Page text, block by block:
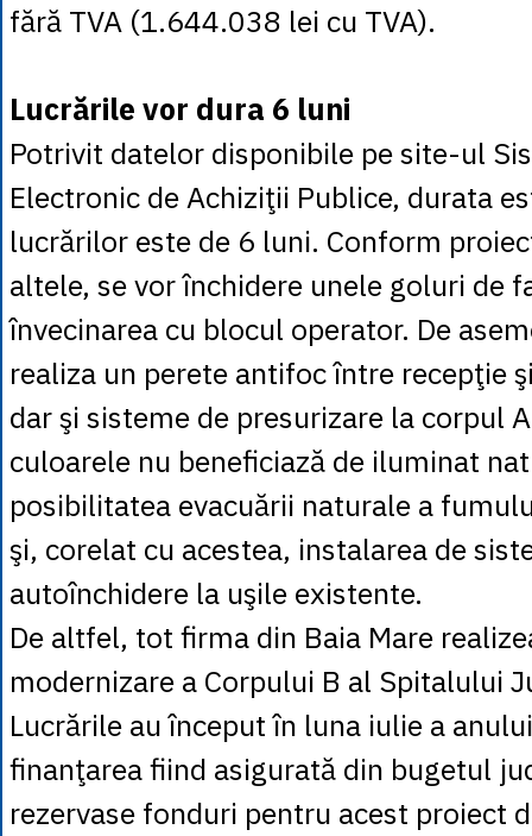
fără TVA (1.644.038 lei cu TVA).
Lucrările vor dura 6 luni
Potrivit datelor disponibile pe site-ul
Electronic de Achiziţii Publice, durata
lucrărilor este de 6 luni. Conform
altele, se vor închidere unele goluri de
învecinarea cu blocul operator. De
realiza un perete antifoc între recepţie
dar şi sisteme de presurizare la corpul
culoarele nu beneficiază de iluminat
posibilitatea evacuării naturale a
şi, corelat cu acestea, instalarea de
autoînchidere la uşile existente.
De altfel, tot firma din Baia Mare
modernizare a Corpului B al Spitalului
Lucrările au început în luna iulie a
finanţarea fiind asigurată din bugetul
rezervase fonduri pentru acest proiect